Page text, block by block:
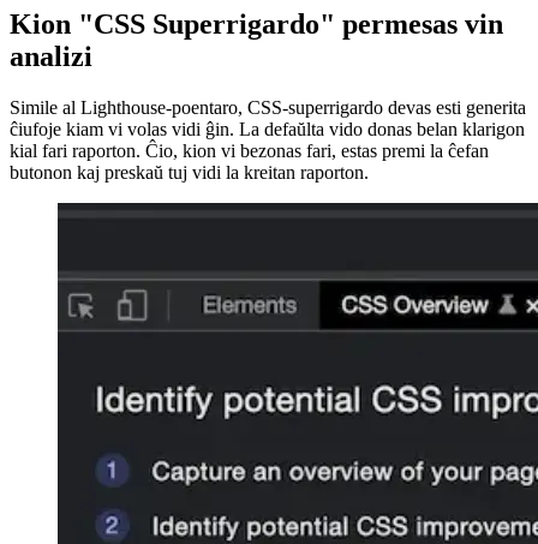
alklaku la ĝustan rezulton aŭ premu enigi sur via klavaro
Nun vi pretas interagi kun la panelo "CSS Superrigardo".
Kion "CSS Superrigardo" permesas vin
analizi
Simile al Lighthouse-poentaro, CSS-superrigardo devas esti generita
butonon kaj preskaŭ tuj vidi la kreitan raporton.